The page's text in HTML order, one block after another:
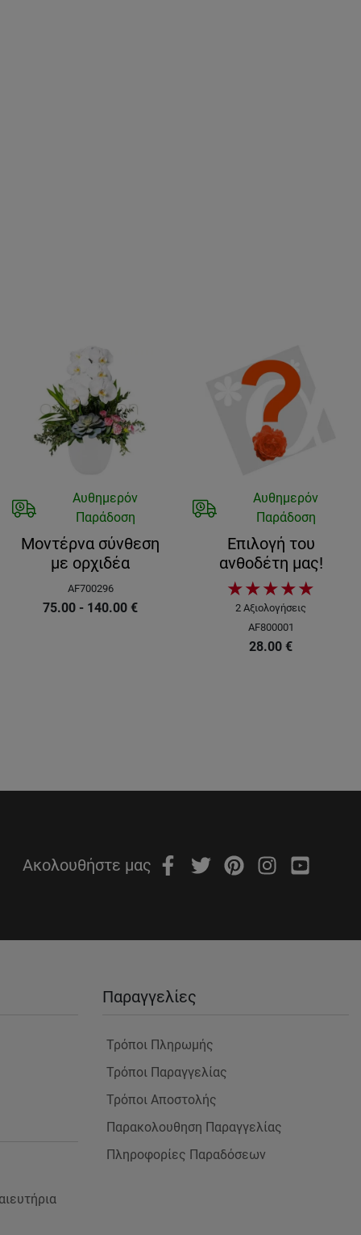
Αυθημερόν
Παράδοση
Μοντέρνα σύνθεση
με ορχιδέα
AF700296
75.00 - 140.00 €
Αυθημερόν
Παράδοση
Επιλογή του
ανθοδέτη μας!
★★★★★
2 Αξιολογήσεις
AF800001
28.00 €
Ακολουθήστε μας
Παραγγελίες
Τρόποι Πληρωμής
Τρόποι Παραγγελίας
Τρόποι Αποστολής
Παρακολουθηση Παραγγελίας
Πληροφορίες Παραδόσεων